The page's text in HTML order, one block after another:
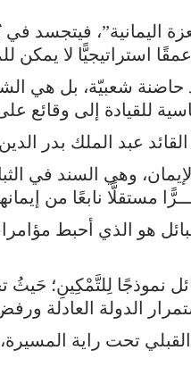
اليمانية”، فيتجسد
استراتيجيًّا لا يمكن
حاضنة شعبيّة، بل هي
للقيادة إلى وقائع
عبد الملك بدر
وهي السند في
مستقلًّا نابعًا من
هو الذي أحبط
نموذجًا لِلتَّمْكِينِ؛
الدولة العادلة
تحت راية المسيرة،